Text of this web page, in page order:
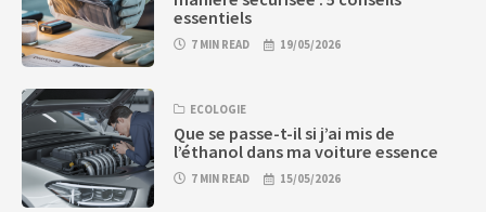
essentiels
7 MIN READ 19/05/2026
ECOLOGIE
Que se passe-t-il si j’ai mis de
l’éthanol dans ma voiture essence
7 MIN READ 15/05/2026